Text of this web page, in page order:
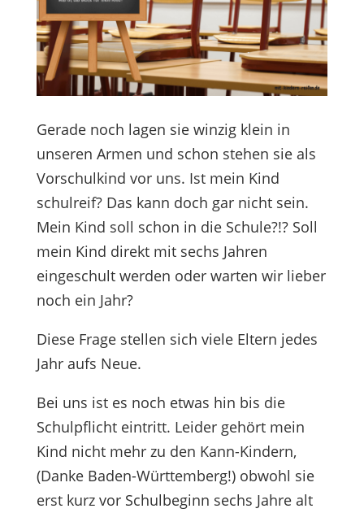
Gerade noch lagen sie winzig klein in
unseren Armen und schon stehen sie als
Vorschulkind vor uns. Ist mein Kind
schulreif? Das kann doch gar nicht sein.
Mein Kind soll schon in die Schule?!? Soll
mein Kind direkt mit sechs Jahren
eingeschult werden oder warten wir lieber
noch ein Jahr?
Diese Frage stellen sich viele Eltern jedes
Jahr aufs Neue.
Bei uns ist es noch etwas hin bis die
Schulpflicht eintritt. Leider gehört mein
Kind nicht mehr zu den Kann-Kindern,
(Danke Baden-Württemberg!) obwohl sie
erst kurz vor Schulbeginn sechs Jahre alt